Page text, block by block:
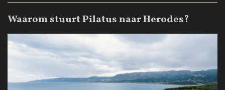
Waarom stuurt Pilatus naar Herodes?